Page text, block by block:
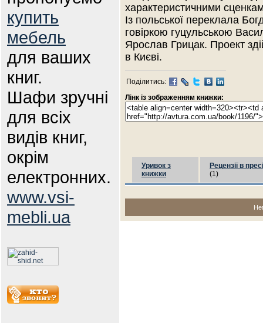
купить
мебель
для ваших
книг.
Шафи зручні
для всіх
видів книг,
окрім
електронних.
www.vsi-
mebli.ua
характеристичними
Із польської переклала
говіркою гуцульською
Ярослав Грицак. Проект
в Києві.
Поділитись:
Лінк із зображенням книжки:
Уривок з
книжки
Рецензії в пресі
(1)